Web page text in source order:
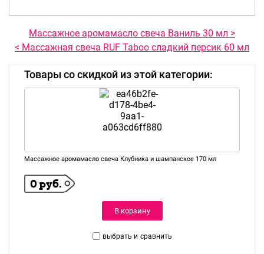
Массажное аромамасло свеча Ваниль 30 мл >
< Массажная свеча RUF Taboo сладкий персик 60 мл
Товары со скидкой из этой категории:
Массажное аромамасло свеча Клубника и шампанское 170 мл
0 руб.
В корзину
выбрать и сравнить